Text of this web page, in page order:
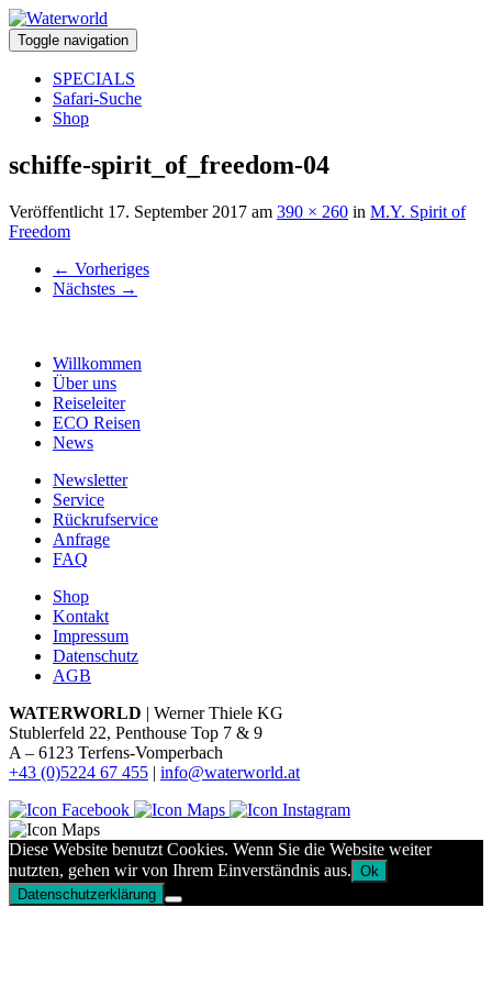
Toggle navigation
SPECIALS
Safari-Suche
Shop
schiffe-spirit_of_freedom-04
Veröffentlicht 17. September 2017 am 390 × 260 in M.Y. Spirit of
Freedom
← Vorheriges
Nächstes →
Willkommen
Über uns
Reiseleiter
ECO Reisen
News
Newsletter
Service
Rückrufservice
Anfrage
FAQ
Shop
Kontakt
Impressum
Datenschutz
AGB
WATERWORLD | Werner Thiele KG
Stublerfeld 22, Penthouse Top 7 & 9
A – 6123 Terfens-Vomperbach
+43 (0)5224 67 455 | info@waterworld.at
Diese Website benutzt Cookies. Wenn Sie die Website weiter
nutzten, gehen wir von Ihrem Einverständnis aus. Ok
Datenschutzerklärung